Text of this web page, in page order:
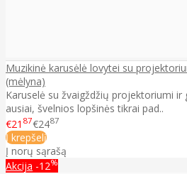
Muzikinė karusėlė lovytei su
(mėlyna)
Karuselė su žvaigždžių projektoriumi
ausiai, švelnios lopšinės tikrai pad..
€21 87€2487
Į krepšelį
Į norų sąrašą
Akcija -12%